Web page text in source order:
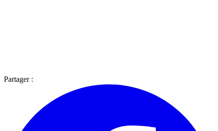
Partager :